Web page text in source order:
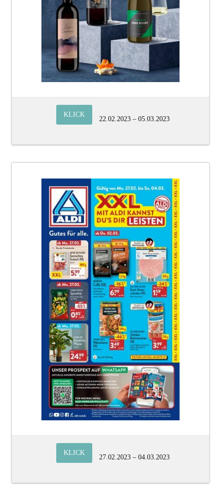
KLICK
22.02.2023 – 05.03.2023
KLICK
27.02.2023 – 04.03.2023